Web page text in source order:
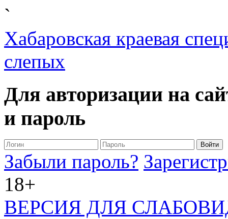
`
Хабаровская краевая
слепых
Для авторизации на
и пароль
Забыли пароль?
18+
ВЕРСИЯ ДЛЯ